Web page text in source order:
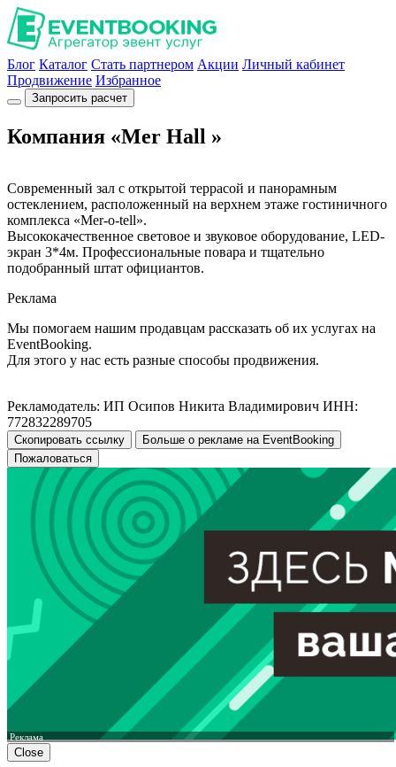
Блог Каталог Стать партнером Акции Личный кабинет
Продвижение Избранное
Запросить расчет
Компания «Mer Hall »
Современный зал с открытой террасой и панорамным
остеклением, расположенный на верхнем этаже гостиничного
комплекса «Mer-o-tell».
Высококачественное световое и звуковое оборудование, LED-
экран 3*4м. Профессиональные повара и тщательно
подобранный штат официантов.
Реклама
Мы помогаем нашим продавцам рассказать об их услугах на
EventBooking.
Для этого у нас есть разные способы продвижения.
Рекламодатель: ИП Осипов Никита Владимирович ИНН:
772832289705
Скопировать ссылку
Больше о рекламе на EventBooking
Пожаловаться
Реклама
Close